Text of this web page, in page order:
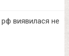
виявилася не